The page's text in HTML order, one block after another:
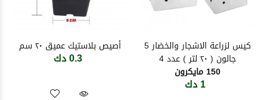
كيس لزراعة الاشجار والخضار 5
جالون ( ٢٠ لتر ) عدد 4
150 مايكرون
1 دك
أصيص بلاستيك عميق ٢٠ سم
0.3 دك